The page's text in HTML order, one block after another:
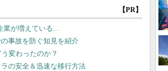
【PR】
業が増えている...
事故を防ぐ知見を紹介
変わったのか？
の安全＆迅速な移行方法